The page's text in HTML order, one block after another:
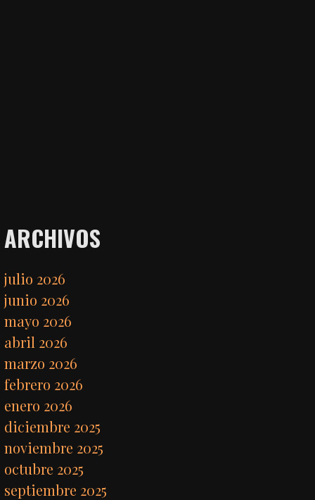
ARCHIVOS
julio 2026
junio 2026
mayo 2026
abril 2026
marzo 2026
febrero 2026
enero 2026
diciembre 2025
noviembre 2025
octubre 2025
septiembre 2025